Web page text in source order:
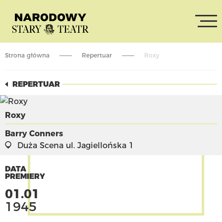
Strona główna Repertuar Roxy
REPERTUAR
Roxy
Barry Conners
Duża Scena ul. Jagiellońska 1
DATA
PREMIERY
01.01
1945